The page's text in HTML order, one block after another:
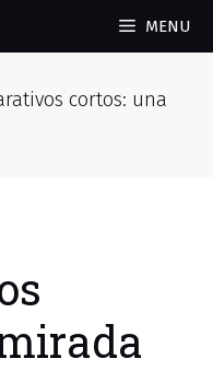
MENU
cortos: una